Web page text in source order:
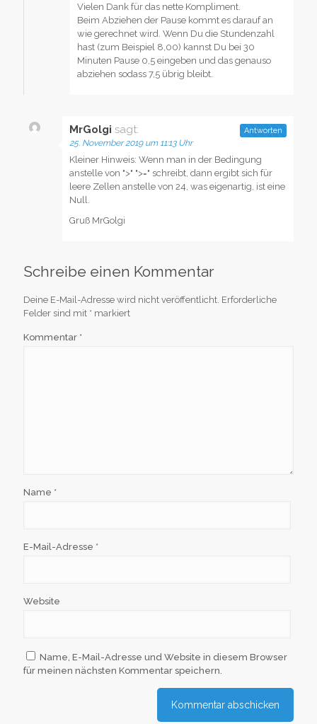
Vielen Dank für das nette Kompliment.
Beim Abziehen der Pause kommt es darauf an
wie gerechnet wird. Wenn Du die Stundenzahl
hast (zum Beispiel 8,00) kannst Du bei 30
Minuten Pause 0,5 eingeben und das genauso
abziehen sodass 7,5 übrig bleibt.
MrGolgi sagt:
25. November 2019 um 11:13 Uhr
Kleiner Hinweis: Wenn man in der Bedingung
anstelle von ">" ">=" schreibt, dann ergibt sich für
leere Zellen anstelle von 24, was eigenartig, ist eine
Null.
Gruß MrGolgi
Antworten
Schreibe einen Kommentar
Deine E-Mail-Adresse wird nicht veröffentlicht. Erforderliche
Felder sind mit * markiert
Kommentar *
Name *
E-Mail-Adresse *
Website
Name, E-Mail-Adresse und Website in diesem Browser
für meinen nächsten Kommentar speichern.